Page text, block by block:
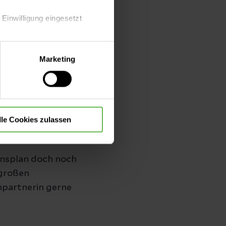
eingesetzt
Auswahl hinsichtlich der
Verwendung aller Cookies
Marketing
Cookies zulassen
doch noch
gerne